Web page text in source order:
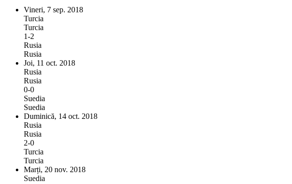
Vineri, 7 sep. 2018
Turcia
Turcia
1-2
Rusia
Rusia
Joi, 11 oct. 2018
Rusia
Rusia
0-0
Suedia
Suedia
Duminică, 14 oct. 2018
Rusia
Rusia
2-0
Turcia
Turcia
Marți, 20 nov. 2018
Suedia